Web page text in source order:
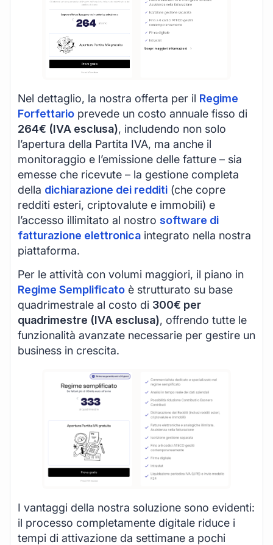
Nel dettaglio, la nostra offerta per il Regime
Forfettario prevede un costo annuale fisso di
264€ (IVA esclusa), includendo non solo
l’apertura della Partita IVA, ma anche il
monitoraggio e l’emissione delle fatture – sia
emesse che ricevute – la gestione completa
della dichiarazione dei redditi (che copre
redditi esteri, criptovalute e immobili) e
l’accesso illimitato al nostro software di
fatturazione elettronica integrato nella nostra
piattaforma.
Per le attività con volumi maggiori, il piano in
Regime Semplificato è strutturato su base
quadrimestrale al costo di 300€ per
quadrimestre (IVA esclusa), offrendo tutte le
funzionalità avanzate necessarie per gestire un
business in crescita.
I vantaggi della nostra soluzione sono evidenti:
il processo completamente digitale riduce i
tempi di attivazione da settimane a pochi